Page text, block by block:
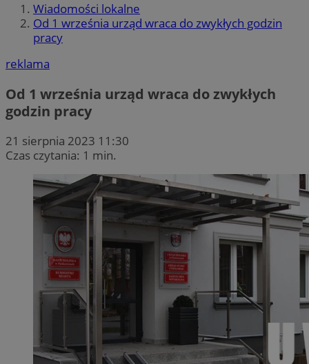
Wiadomości lokalne
Od 1 września urząd wraca do zwykłych godzin
pracy
reklama
Od 1 września urząd wraca do zwykłych
godzin pracy
21 sierpnia 2023 11:30
Czas czytania: 1 min.